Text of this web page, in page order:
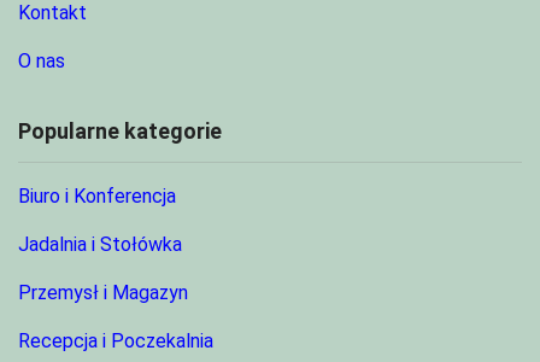
Kontakt
O nas
Popularne kategorie
Biuro i Konferencja
Jadalnia i Stołówka
Przemysł i Magazyn
Recepcja i Poczekalnia